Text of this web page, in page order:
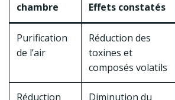
chambre
Effets constatés
Purification
de l’air
Réduction des
toxines et
composés volatils
Réduction
Diminution du